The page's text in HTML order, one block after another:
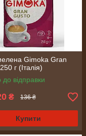
Gimoka Gran
г (Італія)
до відправки
₴ 136 ₴
Купити